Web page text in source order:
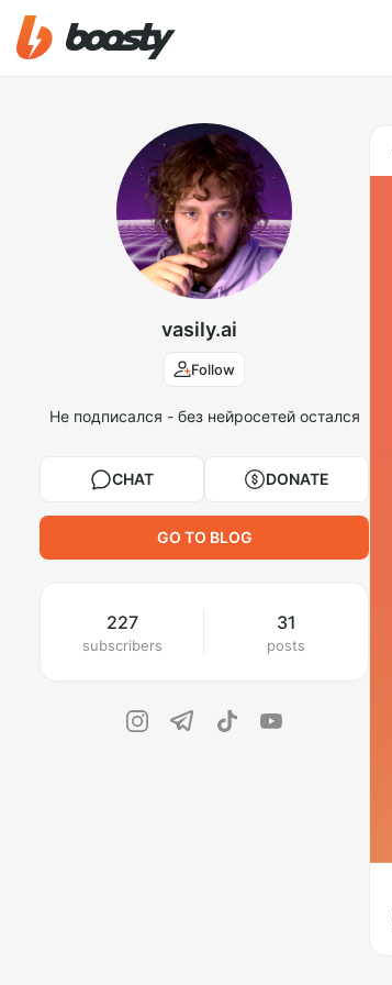
vasily.ai
Follow
Не подписался - без нейросетей остался
CHAT DONATE
GO TO BLOG
227
subscribers
31
posts